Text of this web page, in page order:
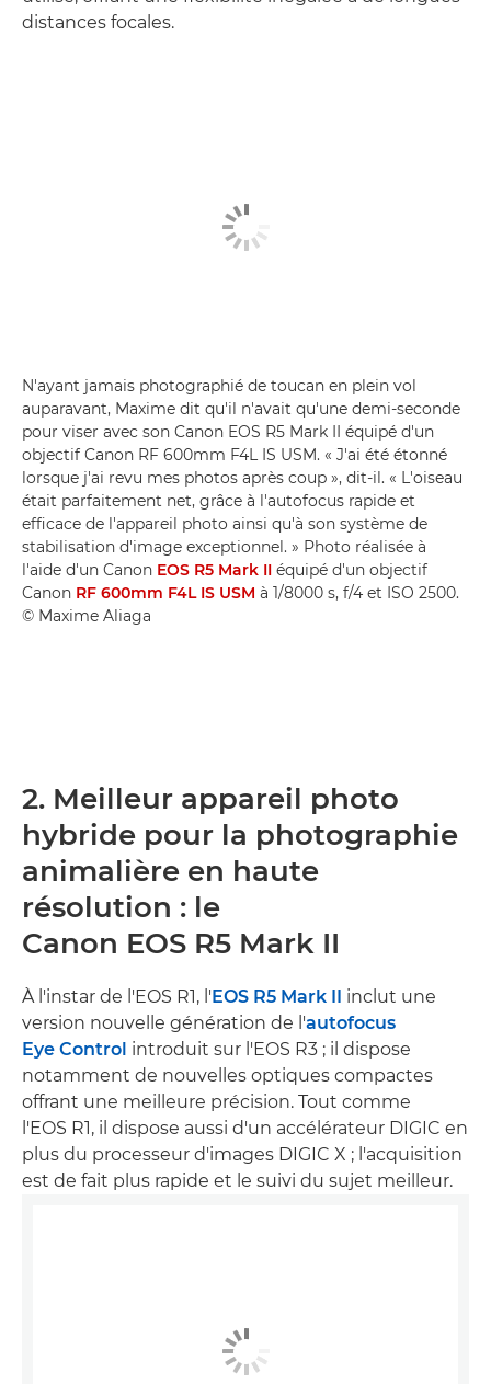
distances focales.
N'ayant jamais photographié de toucan en plein vol
auparavant, Maxime dit qu'il n'avait qu'une demi-seconde
pour viser avec son Canon EOS R5 Mark II équipé d'un
objectif Canon RF 600mm F4L IS USM. « J'ai été étonné
lorsque j'ai revu mes photos après coup », dit-il. « L'oiseau
était parfaitement net, grâce à l'autofocus rapide et
efficace de l'appareil photo ainsi qu'à son système de
stabilisation d'image exceptionnel. » Photo réalisée à
l'aide d'un Canon EOS R5 Mark II équipé d'un objectif
Canon RF 600mm F4L IS USM à 1/8000 s, f/4 et ISO 2500.
© Maxime Aliaga
2. Meilleur appareil photo
hybride pour la photographie
animalière en haute
résolution : le
Canon EOS R5 Mark II
À l'instar de l'EOS R1, l' EOS R5 Mark II
inclut une
version nouvelle génération de l'autofocus
Eye Control introduit sur l'EOS R3 ; il dispose
notamment de nouvelles optiques compactes
offrant une meilleure précision. Tout comme
l'EOS R1, il dispose aussi d'un accélérateur DIGIC en
plus du processeur d'images DIGIC X ; l'acquisition
est de fait plus rapide et le suivi du sujet meilleur.